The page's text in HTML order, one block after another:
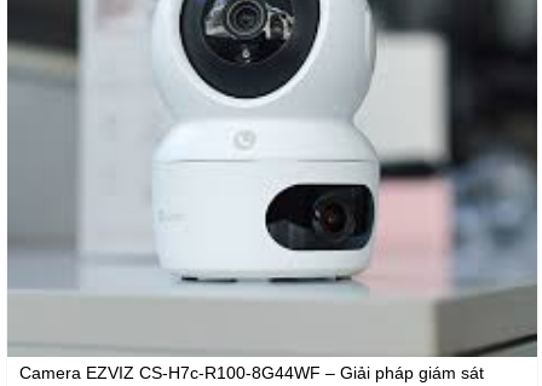
Camera EZVIZ CS-H7c-R100-8G44WF – Giải pháp giám sát